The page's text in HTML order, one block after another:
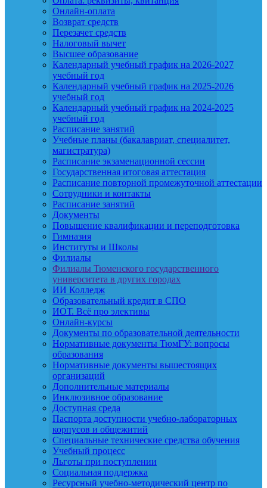
Онлайн-оплата
Возврат средств
Перезачет средств
Налоговый вычет
Высшее образование
Календарный учебный график на 2026-2027
учебный год
Календарный учебный график на 2025-2026
учебный год
Календарный учебный график на 2024-2025
учебный год
Расписание занятий
Учебные планы (бакалавриат, специалитет,
магистратура)
Расписание экзаменационной сессии
Государственная итоговая аттестация
Расписание повторной промежуточной аттестации
Сотрудники и контакты
Расписание занятий
Документы
Повышение квалификации и переподготовка
Гимназия
Институты и Школы
Филиалы
Филиалы Тюменского государственного
университета в других городах
ИИ Колледж
Образовательный кредит в СПО
ИОТ. Всё про элективы
Онлайн-курсы
Документы по образовательной деятельности
Нормативные документы ТюмГУ: вопросы
образования
Нормативные документы вышестоящих
организаций
Дополнительные материалы
Инклюзивное образование
Доступная среда
Паспорта доступности учебно-лабораторных
корпусов и общежитий
Специальные технические средства обучения
Учебный процесс
Льготы при поступлении
Социальная поддержка
Ресурсный учебно-методический центр по